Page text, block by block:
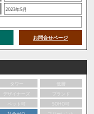
2023年5月
お問合せページ
タワー
低層
デザイナーズ
ブランド
ペット可
SOHO可